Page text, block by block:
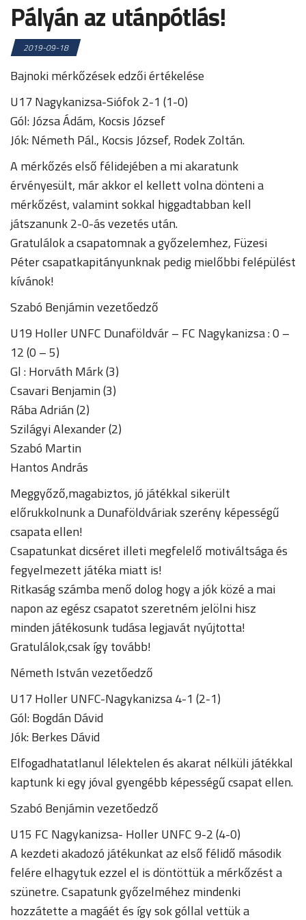
Pályán az utánpótlás!
2019-09-18
Bajnoki mérkőzések edzői értékelése
U17 Nagykanizsa-Siófok 2-1 (1-0)
Gól: Józsa Ádám, Kocsis József
Jók: Németh Pál., Kocsis József, Rodek Zoltán.
A mérkőzés első félidejében a mi akaratunk
érvényesült, már akkor el kellett volna dönteni a
mérkőzést, valamint sokkal higgadtabban kell
játszanunk 2-0-ás vezetés után.
Gratulálok a csapatomnak a győzelemhez, Füzesi
Péter csapatkapitányunknak pedig mielőbbi felépülést
kívánok!
Szabó Benjámin vezetőedző
U19 Holler UNFC Dunaföldvár – FC Nagykanizsa : 0 –
12 (0 – 5)
Gl : Horváth Márk (3)
Csavari Benjamin (3)
Rába Adrián (2)
Szilágyi Alexander (2)
Szabó Martin
Hantos András
Meggyőző,magabiztos, jó játékkal sikerült
előrukkolnunk a Dunaföldváriak szerény képességű
csapata ellen!
Csapatunkat dicséret illeti megfelelő motiváltsága és
fegyelmezett játéka miatt is!
Ritkaság számba menő dolog hogy a jók közé a mai
napon az egész csapatot szeretném jelölni hisz
minden játékosunk tudása legjavát nyújtotta!
Gratulálok,csak így tovább!
Németh István vezetőedző
U17 Holler UNFC-Nagykanizsa 4-1 (2-1)
Gól: Bogdán Dávid
Jók: Berkes Dávid
Elfogadhatatlanul lélektelen és akarat nélküli játékkal
kaptunk ki egy jóval gyengébb képességű csapat ellen.
Szabó Benjámin vezetőedző
U15 FC Nagykanizsa- Holler UNFC 9-2 (4-0)
A kezdeti akadozó játékunkat az első félidő második
felére elhagytuk ezzel el is döntöttük a mérkőzést a
szünetre. Csapatunk győzelméhez mindenki
hozzátette a magáét és így sok góllal vettük a